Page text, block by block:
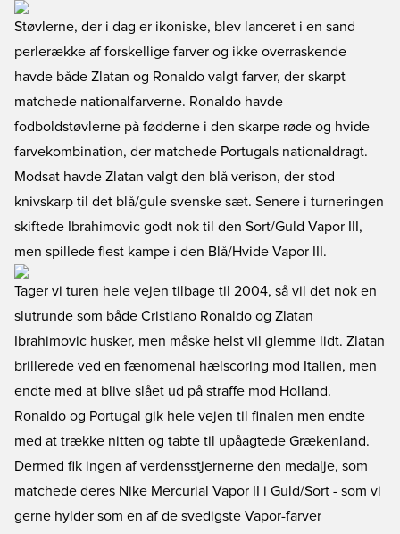
Støvlerne, der i dag er ikoniske, blev lanceret i en sand
perlerække af forskellige farver og ikke overraskende
havde både Zlatan og Ronaldo valgt farver, der skarpt
matchede nationalfarverne. Ronaldo havde
fodboldstøvlerne på fødderne i den skarpe røde og hvide
farvekombination, der matchede Portugals nationaldragt.
Modsat havde Zlatan valgt den blå verison, der stod
knivskarp til det blå/gule svenske sæt. Senere i turneringen
skiftede Ibrahimovic godt nok til den Sort/Guld Vapor III,
men spillede flest kampe i den Blå/Hvide Vapor III.
Tager vi turen hele vejen tilbage til 2004, så vil det nok en
slutrunde som både Cristiano Ronaldo og Zlatan
Ibrahimovic husker, men måske helst vil glemme lidt. Zlatan
brillerede ved en fænomenal hælscoring mod Italien, men
endte med at blive slået ud på straffe mod Holland.
Ronaldo og Portugal gik hele vejen til finalen men endte
med at trække nitten og tabte til upåagtede Grækenland.
Dermed fik ingen af verdensstjernerne den medalje, som
matchede deres Nike Mercurial Vapor II i Guld/Sort - som vi
gerne hylder som en af de svedigste Vapor-farver